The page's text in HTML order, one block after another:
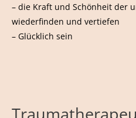
– die Kraft und Schönheit der
wiederfinden und vertiefen
– Glücklich sein